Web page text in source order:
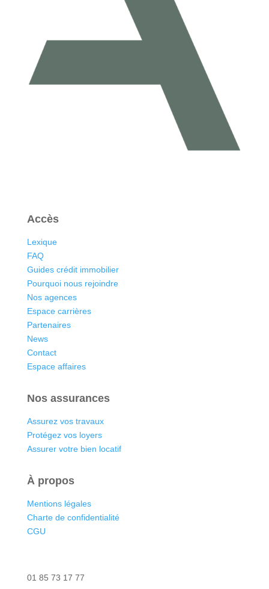
Accès
Lexique
FAQ
Guides crédit immobilier
Pourquoi nous rejoindre
Nos agences
Espace carrières
Partenaires
News
Contact
Espace affaires
Nos assurances
Assurez vos travaux
Protégez vos loyers
Assurer votre bien locatif
À propos
Mentions légales
Charte de confidentialité
CGU
01 85 73 17 77